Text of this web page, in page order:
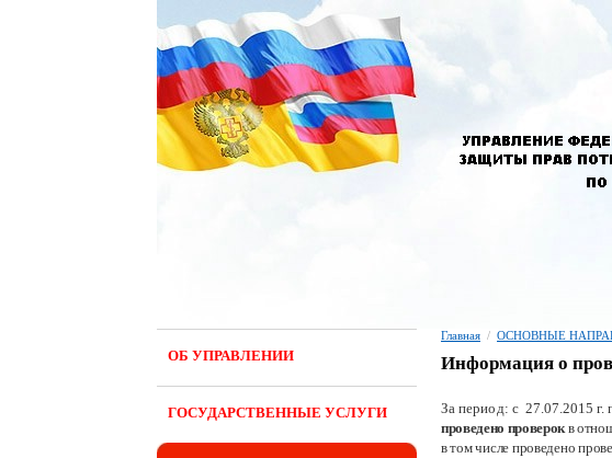
ОБ УПРАВЛЕНИИ
ГОСУДАРСТВЕННЫЕ УСЛУГИ
Главная / ОСНОВНЫЕ
Информация о
За период: с 27.07.2015 г.
проведено проверокв
в том числе проведено